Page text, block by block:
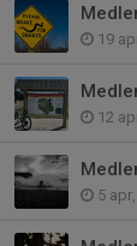
19
12
5